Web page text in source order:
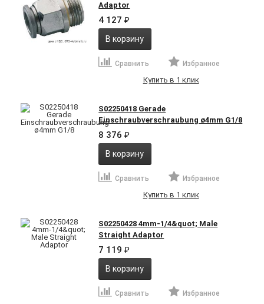
Adaptor
4 127₽
В корзину
Сравнить Избранное
Купить в 1 клик
S02250418 Gerade
Einschraubverschraubung ø4mm G1/8
8 376₽
В корзину
Сравнить Избранное
Купить в 1 клик
S02250428 4mm-1/4&quot; Male
Straight Adaptor
7 119₽
В корзину
Сравнить Избранное